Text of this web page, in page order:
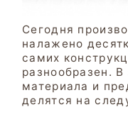
Сегодня
налажено
самих
разнообразен.
материала и
делятся на